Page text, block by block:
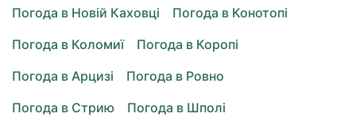
Погода в Новій Каховці
Погода в Конотопі
Погода в Коломиї
Погода в Коропі
Погода в Арцизі
Погода в Ровно
Погода в Стрию
Погода в Шполі